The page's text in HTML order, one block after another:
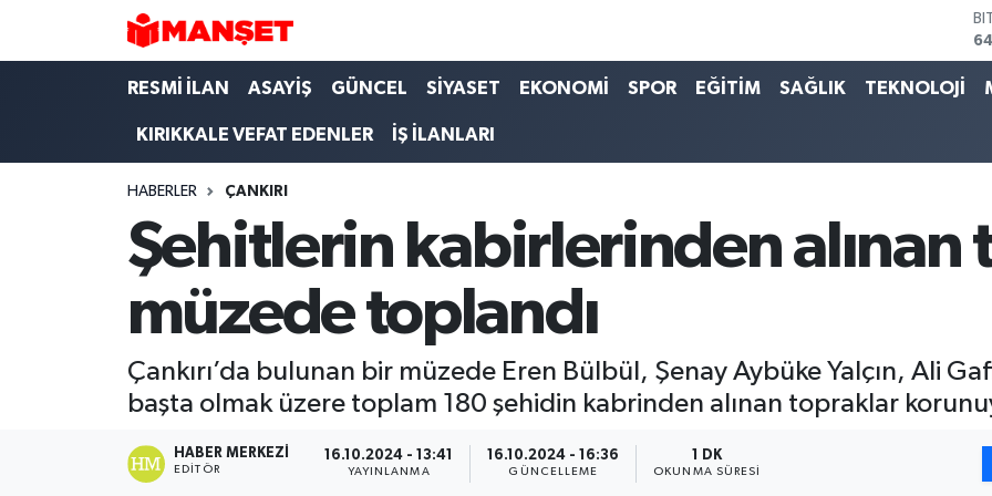
RESMİ İLAN ASAYİŞ GÜNCEL SİYASET EKONOMİ SPOR EĞİTİM SAĞLIK TEKNOLOJİ
KIRIKKALE VEFAT EDENLER İŞ İLANLARI
HABERLER ÇANKIRI
Şehitlerin kabirlerinden alınan
müzede toplandı
Çankırı’da bulunan bir müzede Eren Bülbül, Şenay Aybüke Yalçın, Ali
başta olmak üzere toplam 180 şehidin kabrinden alınan topraklar
HABER MERKEZI
EDITÖR
16.10.2024 - 13:41
YAYINLANMA
16.10.2024 - 16:36
GÜNCELLEME
1 DK
OKUNMA SÜRESI
Hava Durumu
Trafik Durumu
Süper Lig Puan Durumu ve Fikstür
Tüm Manşetler
Son Dakika Haberleri
Haber Arşivi